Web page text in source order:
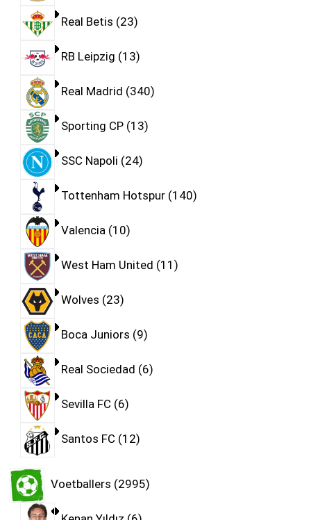
Real Betis 23
RB Leipzig 13
Real Madrid 340
Sporting CP 13
SSC Napoli 24
Tottenham Hotspur 140
Valencia 10
West Ham United 11
Wolves 23
Boca Juniors 9
Real Sociedad 6
Sevilla FC 6
Santos FC 12
Voetballers 2995